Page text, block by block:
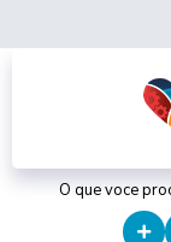
O que voce